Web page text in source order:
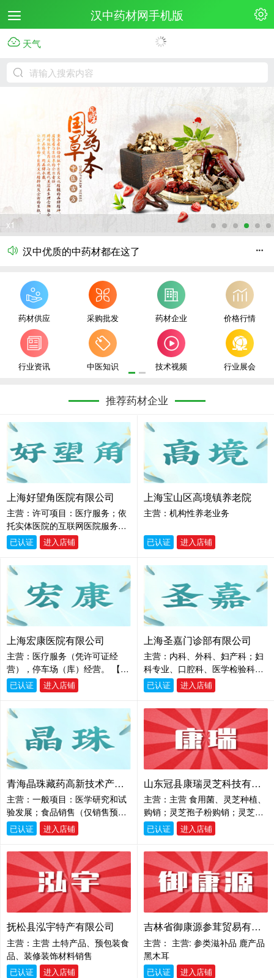
汉中药材网手机版
天气
x2
汉中药材网成功上线啦！
欢迎各大企业入驻汉中药材网！
汉中优质的中药材都在这了
汉中药材网成功上线啦！
欢迎各大企业入驻汉中药材网！
药材供应 采购批发 药材企业 价格行情
行业资讯 中医知识 技术视频 行业展会
推荐药材企业
上海好望角医院有限公司
主营：许可项目：医疗服务；依
托实体医院的互联网医院服务；
第三类医疗器械经营；餐饮服
务；食品销售。（依法须经批准
的项目，经相关部门批准后方可
开展经营活动，具体经营项目以
相关部门批准文件或许可证件为
准）一般项目：日用百货销售；
第一类医疗器械销售；第二类医
疗器械销售；健康咨询服务（不
含诊疗服务）；信息技术咨询服
务；企业管理咨询；体育用品及
器材零售；洗烫服务；针纺织品
销售；服装服饰出租；卫生用品
和一次性使用医疗用品销售；护
理机构服务（不含医疗服务）；
食品销售（仅销售预包装食
品）；保健食品（预包装）销
售；特殊医学用途配方
已认证 进入店铺
上海宝山区高境镇养老院
主营：机构性养老业务
已认证 进入店铺
上海宏康医院有限公司
主营：医疗服务（凭许可证经
营），停车场（库）经营。 【依
法须经批准的项目，经相关部门
批准后方可开展经营活动】
已认证 进入店铺
上海圣嘉门诊部有限公司
主营：内科、外科、妇产科；妇
科专业、口腔科、医学检验科；
临床体液、血液专业、医学影像
科；X线诊断专业；超声诊断专
业；心电诊断专业、中医科；内
科专业；妇产科专业；皮肤科专
业；骨伤科专业；针灸科专业；
推拿科专业。 【依法须经批准的
项目，经相关部门批准后方可开
展经营活动】
已认证 进入店铺
青海晶珠藏药高新技术产业股份有限公司
主营：一般项目：医学研究和试
验发展；食品销售（仅销售预包
装食品）；中草药种植；中草药
收购；保健食品（预包装）销
售；生物有机肥料研发；货物进
出口；技术进出口；化妆品零售
(除依法须经批准的项目外，凭营
业执照依法自主开展经营活动)。
许可项目：药品生产；药品零
售；互联网信息服务；食品生
产；食品销售；保健食品生产(依
法须经批准的项目，经相关部门
批准后方可开展经营活动，具体
经营项目以审批结果为准)。
已认证 进入店铺
山东冠县康瑞灵芝科技有限公司
主营：主营 食用菌、灵芝种植、
购销；灵芝孢子粉购销；灵芝培
育；
已认证 进入店铺
抚松县泓宇特产有限公司
主营：主营 土特产品、预包装食
品、装修装饰材料销售
已认证 进入店铺
吉林省御康源参茸贸易有限公司
主营： 主营: 参类滋补品 鹿产品
黑木耳
已认证 进入店铺